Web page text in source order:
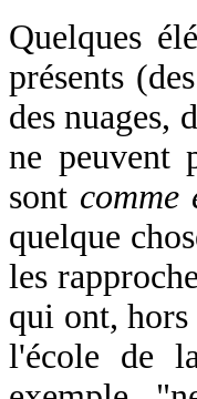
Quelques
présents
des nuages,
ne peuvent
sont comme
quelque
les
qui ont,
l'école de